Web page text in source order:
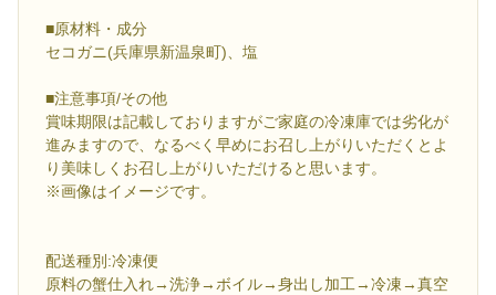
■原材料・成分
セコガニ(兵庫県新温泉町)、塩
■注意事項/その他
賞味期限は記載しておりますがご家庭の冷凍庫では劣化が
進みますので、なるべく早めにお召し上がりいただくとよ
り美味しくお召し上がりいただけると思います。
※画像はイメージです。
配送種別:冷凍便
原料の蟹仕入れ→洗浄→ボイル→身出し加工→冷凍→真空